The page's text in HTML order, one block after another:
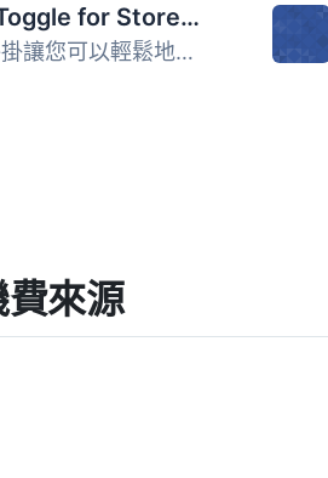
Title Toggle for Storefront Theme
這個外掛讓您可以輕鬆地從特定頁面或文章中移除頁面標題。最...
來源